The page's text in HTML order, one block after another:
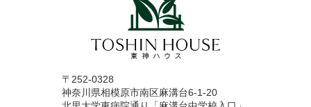
〒252-0328
神奈川県相模原市南区麻溝台6-1-20